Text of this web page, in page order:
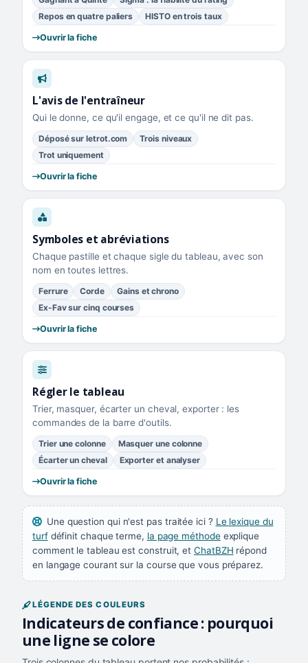
Repos en quatre paliers
HISTO en trois taux
Ouvrir la fiche
L'avis de l'entraîneur
Qui le donne, ce qu'il engage, et ce qu'il ne dit pas.
Déposé sur letrot.com
Trois niveaux
Trot uniquement
Ouvrir la fiche
Symboles et abréviations
Chaque pastille et chaque sigle du tableau, avec son
nom en toutes lettres.
Ferrure Corde
Gains et chrono
Ex-Fav sur cinq courses
Ouvrir la fiche
Régler le tableau
Trier, masquer, écarter un cheval, exporter : les
commandes de la barre d'outils.
Trier une colonne
Masquer une colonne
Écarter un cheval
Exporter et analyser
Ouvrir la fiche
Une question qui n'est pas traitée ici ? Le lexique du
turfdéfinit chaque terme, la page méthodeexplique
comment le tableau est construit, etChatBZH répond
en langage courant sur la course que vous préparez.
LÉGENDE DES COULEURS
Indicateurs de confiance : pourquoi
une ligne se colore